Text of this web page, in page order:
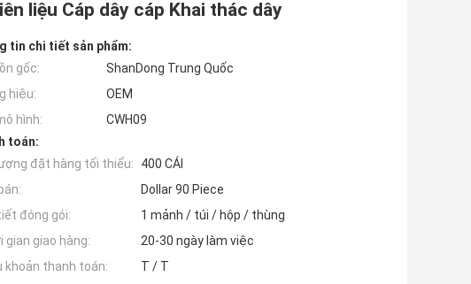
liệu Cáp dây cáp Khai thác dây
tin chi tiết sản phẩm:
gốc:
ShanDong Trung Quốc
hiệu:
OEM
hình:
CWH09
toán:
đặt hàng tối thiểu:
400 CÁI
Dollar 90 Piece
đóng gói:
1 mảnh / túi / hộp / thùng
gian giao hàng:
20-30 ngày làm việc
khoản thanh toán:
T / T